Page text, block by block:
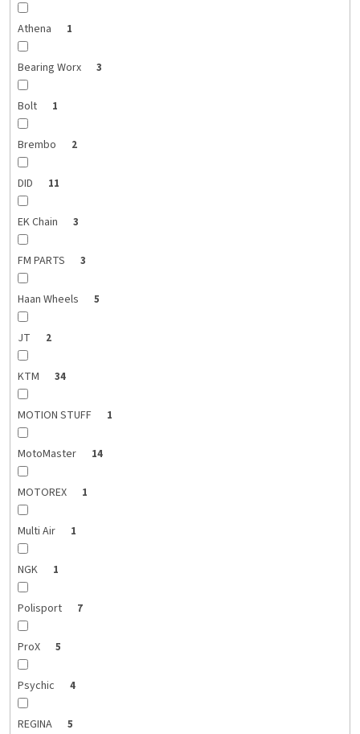
Athena 1
Bearing Worx 3
Bolt 1
Brembo 2
DID 11
EK Chain 3
FM PARTS 3
Haan Wheels 5
JT 2
KTM 34
MOTION STUFF 1
MotoMaster 14
MOTOREX 1
Multi Air 1
NGK 1
Polisport 7
ProX 5
Psychic 4
REGINA 5